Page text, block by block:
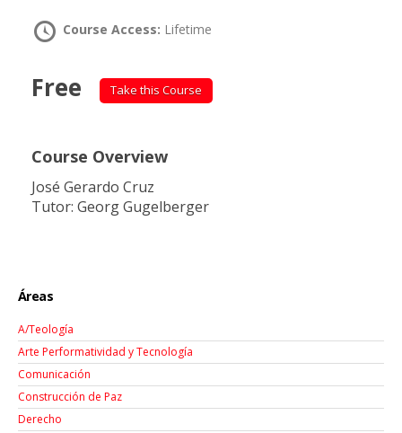
Course Access: Lifetime
Free Take this Course
Course Overview
José Gerardo Cruz
Tutor: Georg Gugelberger
Áreas
A/Teología
Arte Performatividad y Tecnología
Comunicación
Construcción de Paz
Derecho